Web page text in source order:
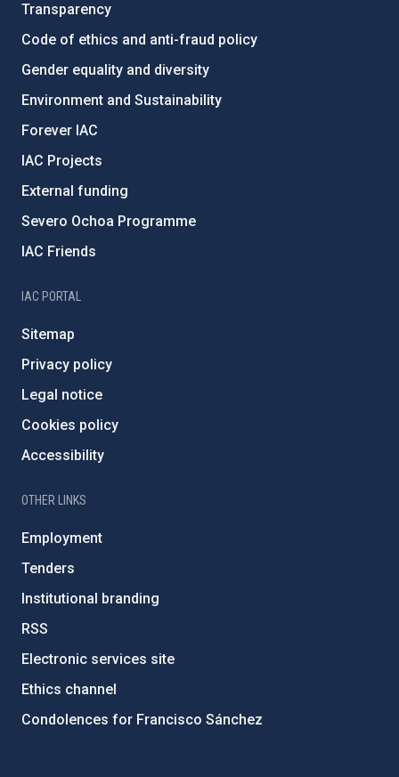
Transparency
Code of ethics and anti-fraud policy
Gender equality and diversity
Environment and Sustainability
Forever IAC
IAC Projects
External funding
Severo Ochoa Programme
IAC Friends
IAC PORTAL
Sitemap
Privacy policy
Legal notice
Cookies policy
Accessibility
OTHER LINKS
Employment
Tenders
Institutional branding
RSS
Electronic services site
Ethics channel
Condolences for Francisco Sánchez